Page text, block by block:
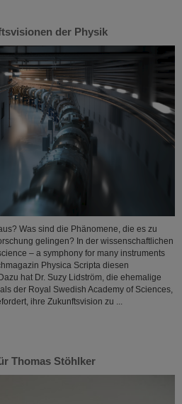
der Physik
Was sind die Phänomene, die es zu
gelingen? In der wissenschaftlichen
– a symphony for many instruments
Physica Scripta diesen
hat Dr. Suzy Lidström, die ehemalige
der Royal Swedish Academy of Sciences,
ihre Zukunftsvision zu ...
Thomas Stöhlker